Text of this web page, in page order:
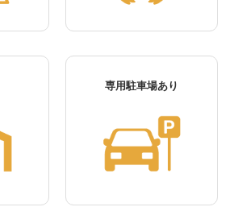
専用駐車場あり